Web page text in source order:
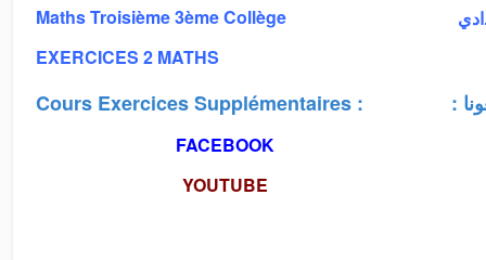
Maths Troisième 3ème Collège
EXERCICES 2 MATHS
Cours Exercices Supplémentaires :
FACEBOOK
YOUTUBE